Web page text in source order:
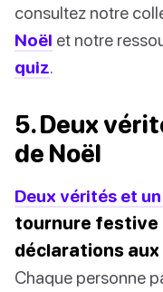
consultez notre
Noël et notre
quiz.
5. Deux
de Noël
Deux vérités et
tournure festive
déclarations aux
Chaque personne